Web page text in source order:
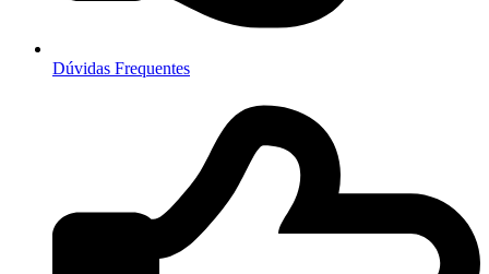
Dúvidas Frequentes